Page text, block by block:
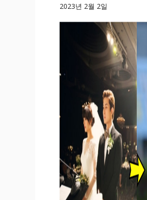
2023년 2월 2일